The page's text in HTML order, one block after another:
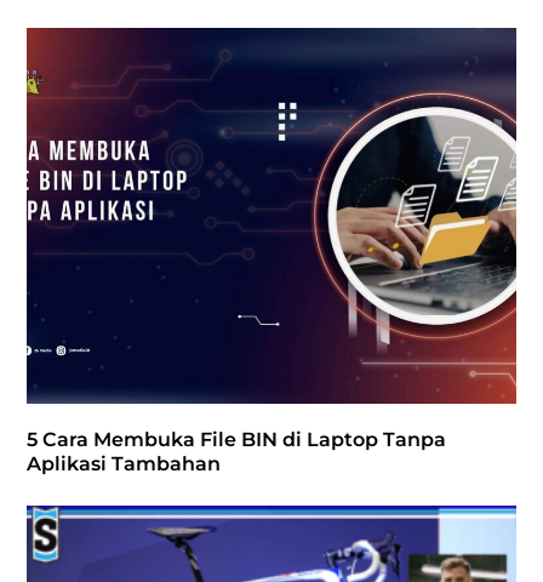
5 Cara Membuka File BIN di Laptop Tanpa
Aplikasi Tambahan